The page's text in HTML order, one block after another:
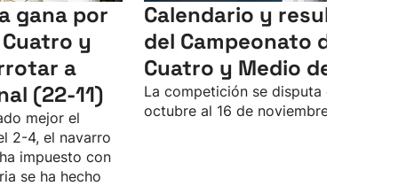
gana por
y
a
(22-11)
mejor el
2-4, el navarro
impuesto con
se ha hecho
Calendario y resultados
del Campeonato del
Cuatro y Medio de 2025
La competición se disputa del 3 de
octubre al 16 de noviembre.